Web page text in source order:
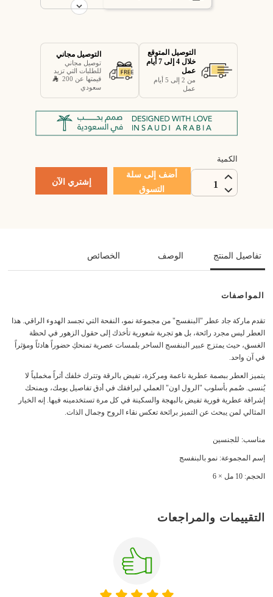
التوصيل المتوقع
خلال 4 إلى 7 أيام
عمل
من 2 إلى 5 أيام
عمل
التوصيل مجاني
توصيل مجاني
للطلبات التي تزيد
قيمتها عن 200
سعودي
الكمية
1
أضف إلى سلة
التسوق
إشتري الآن
تفاصيل المنتج الوصف الخصائص
المواصفات
تقدم ماركة جاد عطر "البنفسج" من مجموعة نمو، النفحة التي تجسد الهدوء الراقي. هذا
العطر ليس مجرد رائحة، بل هو تجربة شعورية تأخذك إلى حقول الزهور في لحظة
الغسق، حيث يمتزج عبير البنفسج الساحر بلمسات عصرية تمنحكِ حضوراً هادئاً ومؤثراً
في آن واحد.
يتميز العطر ببصمة عطرية ناعمة ومركزة، تفيض بالرقة وتترك خلفك أثراً مخملياً لا
يُنسى. صُمم بأسلوب "الرول اون" العملي ليرافقك في أدق تفاصيل يومك، ويمنحك
إشراقة عطرية فورية تفيض بالبهجة والسكينة في كل مرة تستخدمينه فيها. إنه الخيار
المثالي لمن يبحث عن التميز برائحة تعكس نقاء الروح وجمال الذات.
مناسب: للجنسين
إسم المجموعة: نمو بالبنفسج
الحجم: 10 مل × 6
التقييمات والمراجعات